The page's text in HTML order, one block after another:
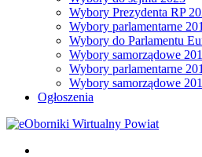
Wybory Prezydenta RP
Wybory parlamentarne
Wybory do Parlamentu
Wybory samorządowe
Wybory parlamentarne
Wybory samorządowe
Ogłoszenia